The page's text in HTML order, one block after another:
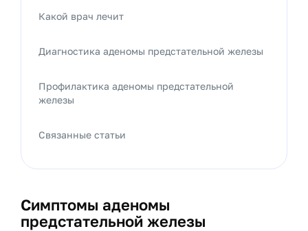
Симптомы аденомы
предстательной железы
Какой врач лечит
Диагностика аденомы предстательной железы
Профилактика аденомы предстательной
железы
Связанные статьи